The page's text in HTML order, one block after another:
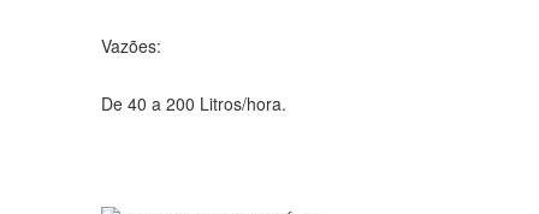
Vazões:
De 40 a 200 Litros/hora.